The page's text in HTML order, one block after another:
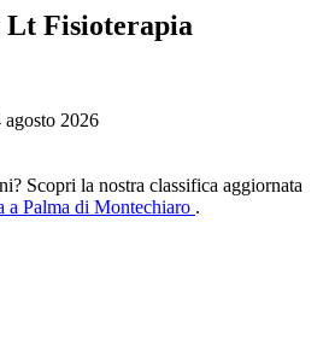
Lt Fisioterapia
agosto 2026
Scopri la nostra classifica aggiornata
a Palma di Montechiaro .